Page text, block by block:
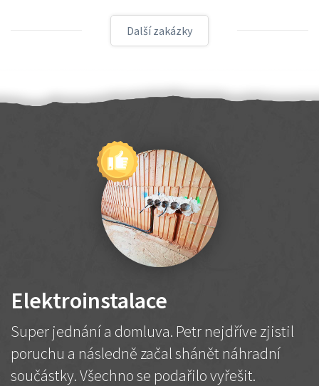
Další zakázky
Elektroinstalace
Super jednání a domluva. Petr nejdříve zjistil
poruchu a následně začal shánět náhradní
součástky. Všechno se podařilo vyřešit.